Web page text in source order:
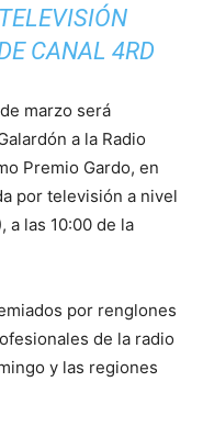
CANAL 4RD
marzo será
a la Radio
Premio Gardo, en
por televisión a nivel
a las 10:00 de la
por renglones
de la radio
y las regiones